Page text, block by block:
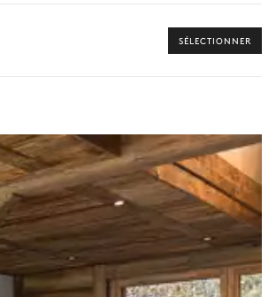
pour votre séjour.
SÉLECTIONNER